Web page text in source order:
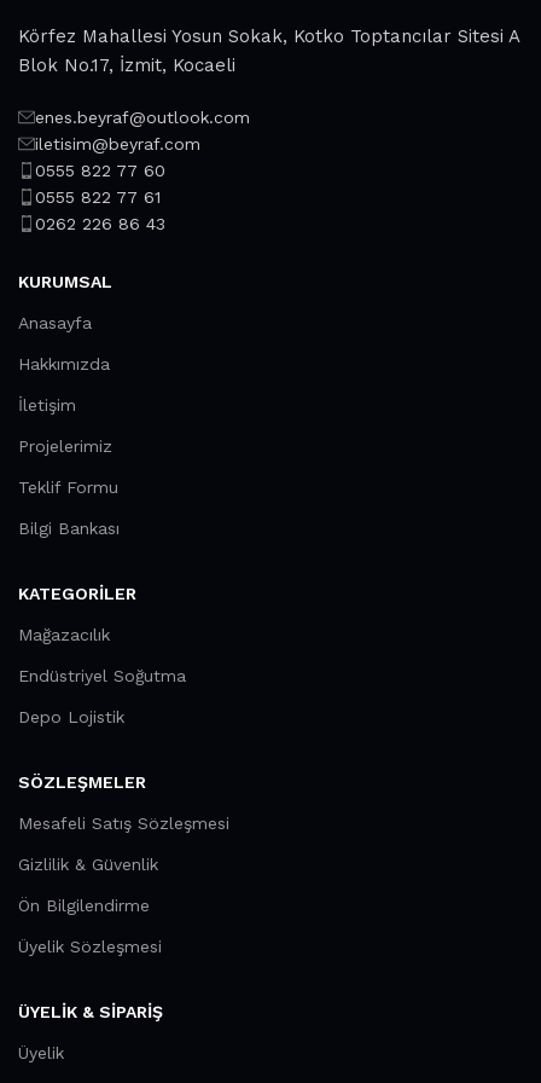
Körfez Mahallesi Yosun Sokak, Kotko Toptancılar Sitesi A
Blok No.17, İzmit, Kocaeli
enes.beyraf@outlook.com
iletisim@beyraf.com
0555 822 77 60
0555 822 77 61
0262 226 86 43
KURUMSAL
Anasayfa
Hakkımızda
İletişim
Projelerimiz
Teklif Formu
Bilgi Bankası
KATEGORILER
Mağazacılık
Endüstriyel Soğutma
Depo Lojistik
SÖZLEŞMELER
Mesafeli Satış Sözleşmesi
Gizlilik & Güvenlik
Ön Bilgilendirme
Üyelik Sözleşmesi
ÜYELİK & SİPARİŞ
Üyelik